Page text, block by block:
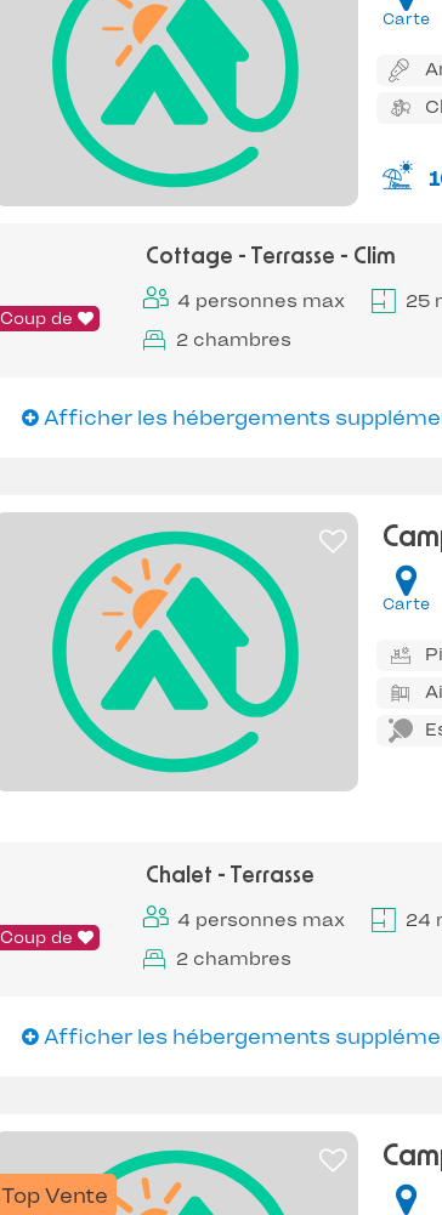
Carte
Coup de
Cottage - Terrasse - Clim
4 personnes max
25
2 chambres
Afficher les hébergements
Carte
Coup de
Chalet - Terrasse
4 personnes max
24
2 chambres
Afficher les hébergements
Top Vente